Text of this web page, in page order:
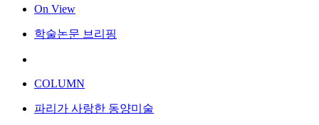
On View
학술논문 브리핑
COLUMN
파리가 사랑한 동양미술